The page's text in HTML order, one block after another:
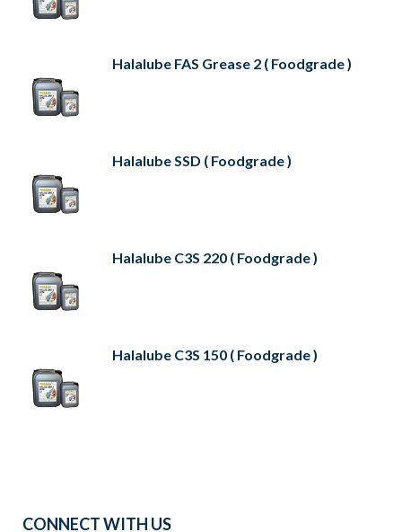
Halalube FAS Grease 2 ( Foodgrade )
Halalube SSD ( Foodgrade )
Halalube C3S 220 ( Foodgrade )
Halalube C3S 150 ( Foodgrade )
CONNECT WITH US